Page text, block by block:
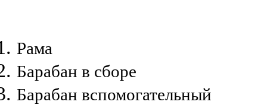
Рама
Барабан в сборе
Барабан вспомогательный